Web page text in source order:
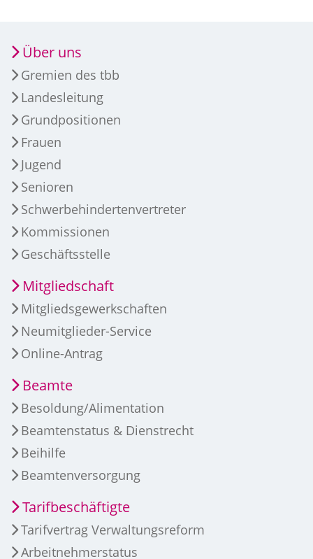
Über uns
Gremien des tbb
Landesleitung
Grundpositionen
Frauen
Jugend
Senioren
Schwerbehindertenvertreter
Kommissionen
Geschäftsstelle
Mitgliedschaft
Mitgliedsgewerkschaften
Neumitglieder-Service
Online-Antrag
Beamte
Besoldung/Alimentation
Beamtenstatus & Dienstrecht
Beihilfe
Beamtenversorgung
Tarifbeschäftigte
Tarifvertrag Verwaltungsreform
Arbeitnehmerstatus